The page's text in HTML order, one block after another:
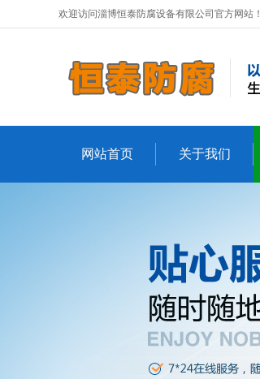
欢迎访问淄博恒泰防腐设备有限公司官方网站！
网站首页 关于我们